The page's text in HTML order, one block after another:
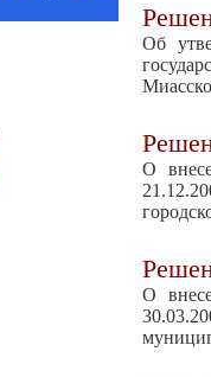
Об
О
О